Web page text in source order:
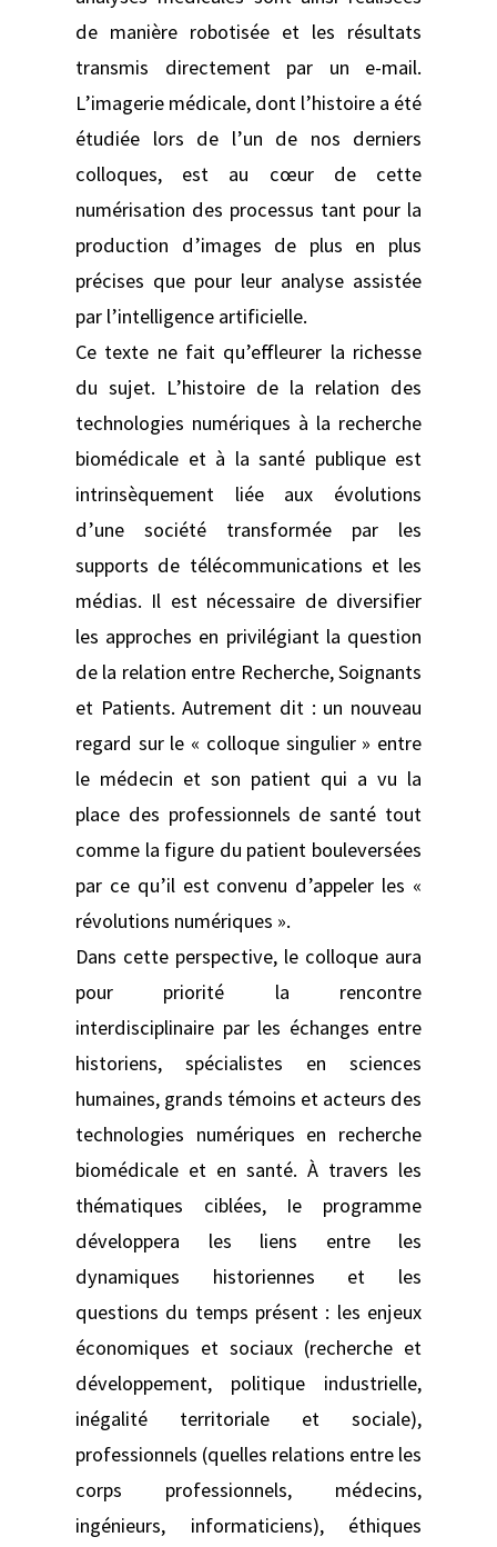
de manière robotisée et les résultats
transmis directement par un e-mail.
L’imagerie médicale, dont l’histoire a été
étudiée lors de l’un de nos derniers
colloques, est au cœur de cette
numérisation des processus tant pour la
production d’images de plus en plus
précises que pour leur analyse assistée
par l’intelligence artificielle.
Ce texte ne fait qu’effleurer la richesse
du sujet. L’histoire de la relation des
technologies numériques à la recherche
biomédicale et à la santé publique est
intrinsèquement liée aux évolutions
d’une société transformée par les
supports de télécommunications et les
médias. Il est nécessaire de diversifier
les approches en privilégiant la question
de la relation entre Recherche, Soignants
et Patients. Autrement dit : un nouveau
regard sur le « colloque singulier » entre
le médecin et son patient qui a vu la
place des professionnels de santé tout
comme la figure du patient bouleversées
par ce qu’il est convenu d’appeler les «
révolutions numériques ».
Dans cette perspective, le colloque aura
pour priorité la rencontre
interdisciplinaire par les échanges entre
historiens, spécialistes en sciences
humaines, grands témoins et acteurs des
technologies numériques en recherche
biomédicale et en santé. À travers les
thématiques ciblées, Ie programme
développera les liens entre les
dynamiques historiennes et les
questions du temps présent : les enjeux
économiques et sociaux (recherche et
développement, politique industrielle,
inégalité territoriale et sociale),
professionnels (quelles relations entre les
corps professionnels, médecins,
ingénieurs, informaticiens), éthiques